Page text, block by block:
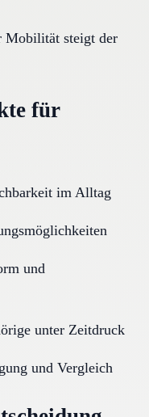
Mobilität steigt der
für
im Alltag
und
unter Zeitdruck
und Vergleich